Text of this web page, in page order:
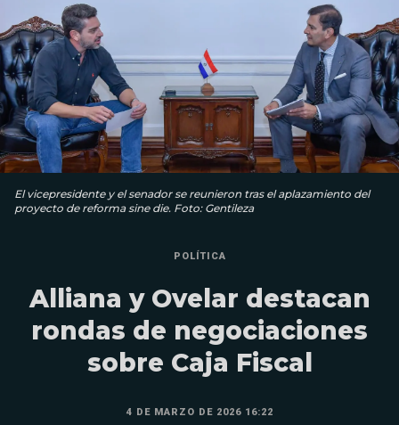
El vicepresidente y el senador se reunieron tras el aplazamiento del
proyecto de reforma sine die. Foto: Gentileza
POLÍTICA
Alliana y Ovelar destacan
rondas de negociaciones
sobre Caja Fiscal
4 DE MARZO DE 2026 16:22